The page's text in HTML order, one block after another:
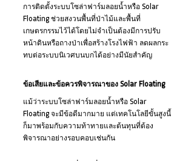
การติดตั้งระบบโซล่าฟาร์มลอยน้ำหรือ Solar
Floating ช่วยสงวนพื้นที่ป่าไม้และพื้นที่
เกษตรกรรมไว้ได้โดยไม่จำเป็นต้องมีการปรับ
หน้าดินหรือถางป่าเพื่อสร้างโรงไฟฟ้า ลดผลกระ
ทบต่อระบบนิเวศบนบกได้อย่างมีนัยสำคัญ
ข้อเสียและข้อควรพิจารณาของ Solar Floating
แม้ว่าระบบโซล่าฟาร์มลอยน้ำหรือ Solar
Floating จะมีข้อดีมากมาย แต่เทคโนโลยีขั้นสูงนี้
ก็มาพร้อมกับความท้าทายและต้นทุนที่ต้อง
พิจารณาอย่างรอบคอบเช่นกัน